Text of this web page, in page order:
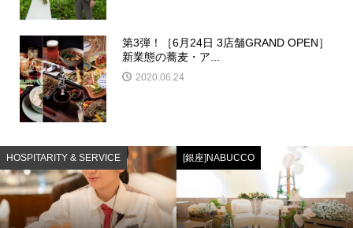
第3弾！［6月24日 3店舗GRAND OPEN］
新業態の蕎麦・ア...
2020.06.24
HOSPITARITY & SERVICE [銀座]NABUCCO